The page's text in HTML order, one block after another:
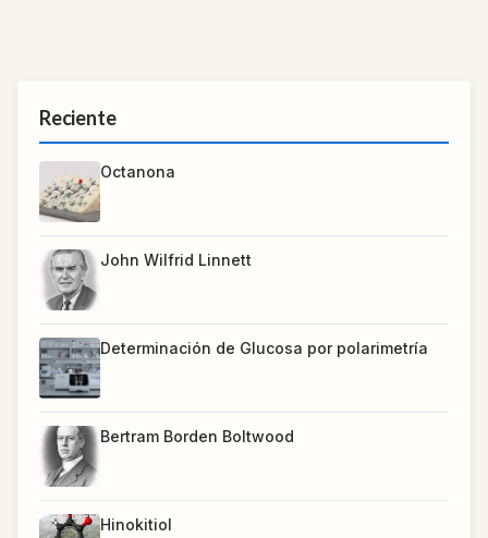
Reciente
Octanona
John Wilfrid Linnett
Determinación de Glucosa por polarimetría
Bertram Borden Boltwood
Hinokitiol